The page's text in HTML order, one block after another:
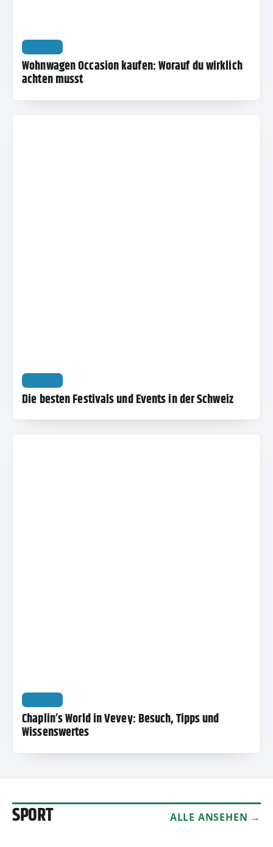
Wohnwagen Occasion kaufen: Worauf du wirklich
achten musst
Die besten Festivals und Events in der Schweiz
Chaplin’s World in Vevey: Besuch, Tipps und
Wissenswertes
SPORT ALLE ANSEHEN →